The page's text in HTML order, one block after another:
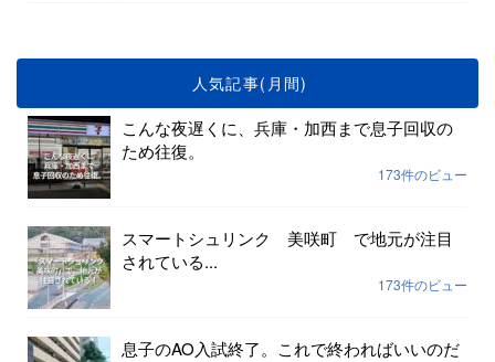
人気記事(月間)
こんな夜遅くに、兵庫・加西まで息子回収の
ため往復。
173件のビュー
スマートシュリンク 美咲町 で地元が注目
されている...
173件のビュー
息子のAO入試終了。これで終わればいいのだ